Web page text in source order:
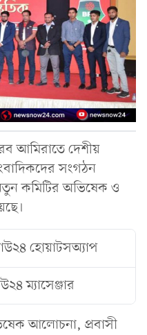
আমিরাতে দেশীয়
সংগঠন
কমিটির অভিষেক ও
হোয়াটসঅ্যাপ
ম্যাসেঞ্জার
আলোচনা, প্রবাসী